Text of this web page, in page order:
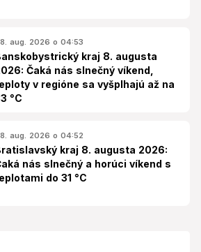
aug. 2026 o 04:53
kraj 8. augusta
Čaká nás slnečný víkend,
v regióne sa vyšplhajú až na
°C
aug. 2026 o 04:52
kraj 8. augusta 2026:
nás slnečný a horúci víkend s
do 31 °C